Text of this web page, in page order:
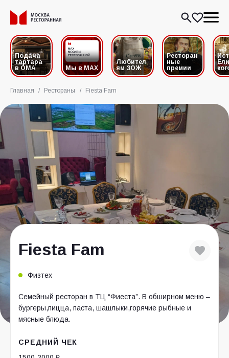
Подача
тартара
в ОМА
Мы в MAX
Любител
ям ЗОЖ
Ресторан
ные
премии
Главная / Рестораны / Fiesta Fam
Fiesta Fam
Физтех
Семейный ресторан в ТЦ “Фиеста”. В обширном меню –
бургеры,пицца, паста, шашлыки,горячие рыбные и
мясные блюда.
СРЕДНИЙ ЧЕК